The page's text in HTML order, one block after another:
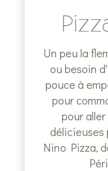
Un peu la
ou besoin
pouce à
pour
pour
délicieuses
Nino Pizza,